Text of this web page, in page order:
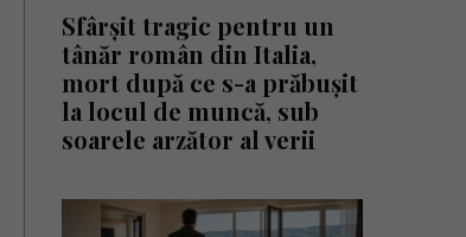
Sfârșit tragic pentru un
tânăr român din Italia,
mort după ce s-a prăbușit
la locul de muncă, sub
soarele arzător al verii